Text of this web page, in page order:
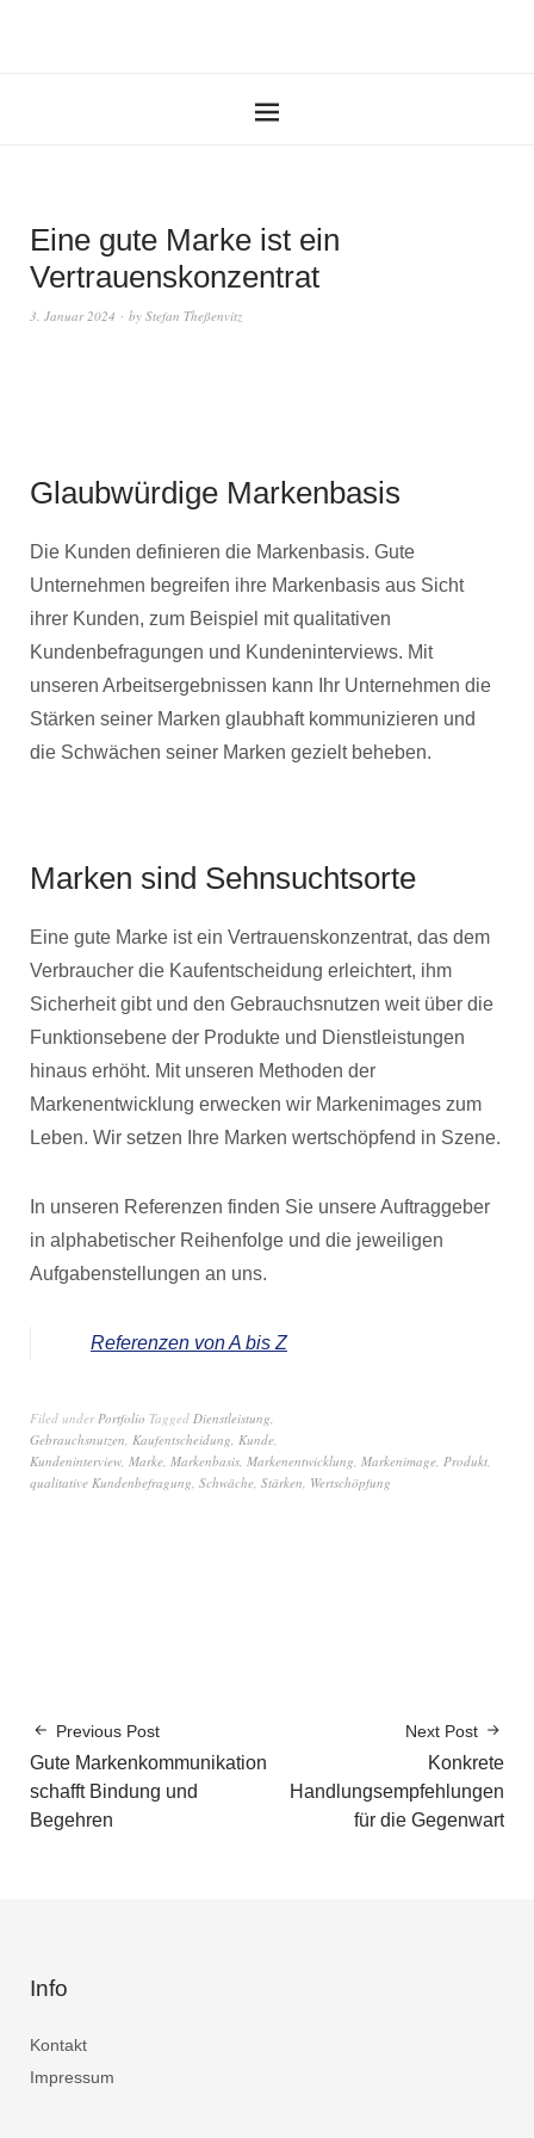
Eine gute Marke ist ein
Vertrauenskonzentrat
3. Januar 2024 by Stefan Theßenvitz
Glaubwürdige Markenbasis
Die Kunden definieren die Markenbasis. Gute
Unternehmen begreifen ihre Markenbasis aus Sicht
ihrer Kunden, zum Beispiel mit qualitativen
Kundenbefragungen und Kundeninterviews. Mit
unseren Arbeitsergebnissen kann Ihr Unternehmen die
Stärken seiner Marken glaubhaft kommunizieren und
die Schwächen seiner Marken gezielt beheben.
Marken sind Sehnsuchtsorte
Eine gute Marke ist ein Vertrauenskonzentrat, das dem
Verbraucher die Kaufentscheidung erleichtert, ihm
Sicherheit gibt und den Gebrauchsnutzen weit über die
Funktionsebene der Produkte und Dienstleistungen
hinaus erhöht. Mit unseren Methoden der
Markenentwicklung erwecken wir Markenimages zum
Leben. Wir setzen Ihre Marken wertschöpfend in Szene.
In unseren Referenzen finden Sie unsere Auftraggeber
in alphabetischer Reihenfolge und die jeweiligen
Aufgabenstellungen an uns.
Referenzen von A bis Z
Filed underPortfolio Tagged Dienstleistung,
Gebrauchsnutzen, Kaufentscheidung, Kunde,
Kundeninterview, Marke, Markenbasis, Markenentwicklung, Markenimage, Produkt,
qualitative Kundenbefragung, Schwäche, Stärken, Wertschöpfung
Previous Post
Gute Markenkommunikation
schafft Bindung und
Begehren
Next Post
Konkrete
Handlungsempfehlungen
für die Gegenwart
Info
Kontakt
Impressum